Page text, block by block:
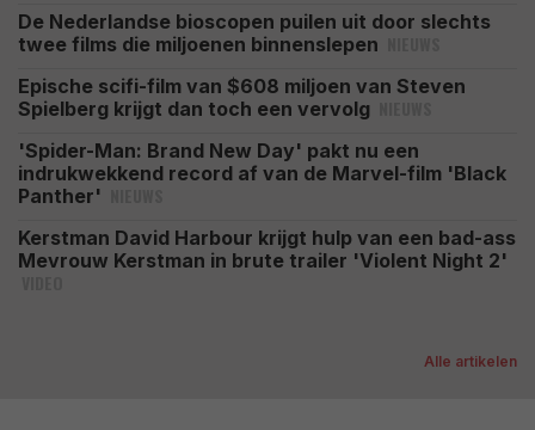
De Nederlandse bioscopen puilen uit door slechts
twee films die miljoenen binnenslepen
Epische scifi-film van $608 miljoen van Steven
Spielberg krijgt dan toch een vervolg
'Spider-Man: Brand New Day' pakt nu een
indrukwekkend record af van de Marvel-film 'Black
Panther'
Kerstman David Harbour krijgt hulp van een bad-ass
Mevrouw Kerstman in brute trailer 'Violent Night 2'
Alle artikelen